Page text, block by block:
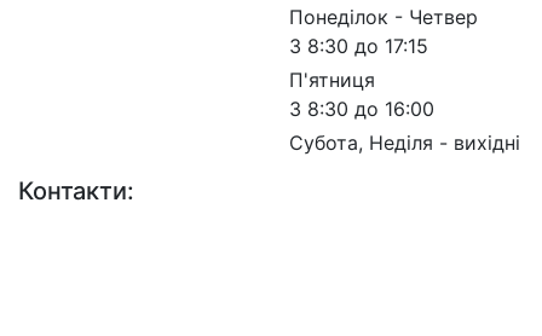
Понеділок - Четвер
З 8:30 до 17:15
П'ятниця
З 8:30 до 16:00
Субота, Неділя - вихідні
Контакти: